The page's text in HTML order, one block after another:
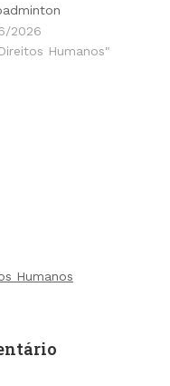
2026
Humanos"
Humanos